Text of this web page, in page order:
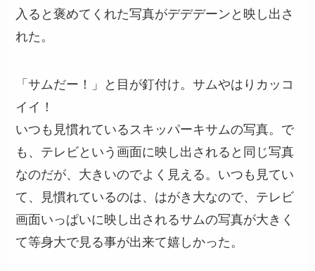
入ると褒めてくれた写真がデデデーンと映し出さ
れた。
「サムだー！」と目が釘付け。サムやはりカッコ
イイ！
いつも見慣れているスキッパーキサムの写真。で
も、テレビという画面に映し出されると同じ写真
なのだが、大きいのでよく見える。いつも見てい
て、見慣れているのは、はがき大なので、テレビ
画面いっぱいに映し出されるサムの写真が大きく
て等身大で見る事が出来て嬉しかった。